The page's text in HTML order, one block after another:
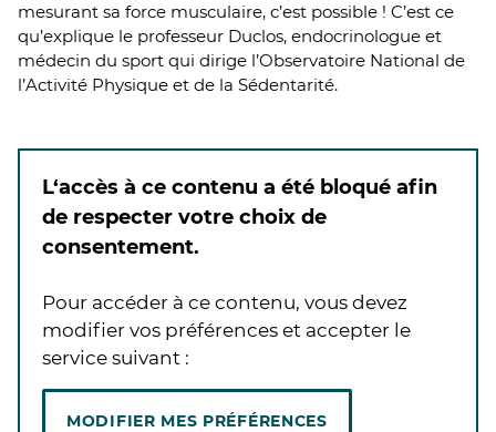
mesurant sa force musculaire, c’est possible ! C’est ce
qu’explique le professeur Duclos, endocrinologue et
médecin du sport qui dirige l’Observatoire National de
l’Activité Physique et de la Sédentarité.
L‘accès à ce contenu a été bloqué afin
de respecter votre choix de
consentement.
Pour accéder à ce contenu, vous devez
modifier vos préférences et accepter le
service suivant :
MODIFIER MES PRÉFÉRENCES